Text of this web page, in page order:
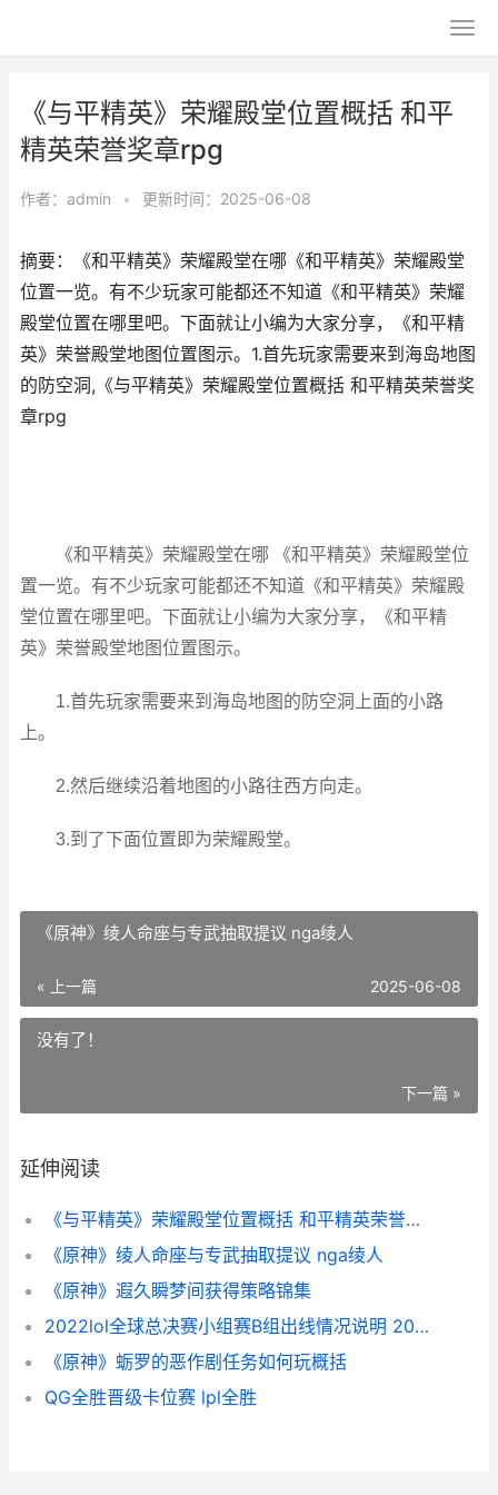
《与平精英》荣耀殿堂位置概括 和平
精英荣誉奖章rpg
作者： admin • 更新时间：2025-06-08
摘要：《和平精英》荣耀殿堂在哪《和平精英》荣耀殿堂
位置一览。有不少玩家可能都还不知道《和平精英》荣耀
殿堂位置在哪里吧。下面就让小编为大家分享，《和平精
英》荣誉殿堂地图位置图示。1.首先玩家需要来到海岛地图
的防空洞,《与平精英》荣耀殿堂位置概括 和平精英荣誉奖
章rpg
《和平精英》荣耀殿堂在哪 《和平精英》荣耀殿堂位
置一览。有不少玩家可能都还不知道《和平精英》荣耀殿
堂位置在哪里吧。下面就让小编为大家分享，《和平精
英》荣誉殿堂地图位置图示。
1.首先玩家需要来到海岛地图的防空洞上面的小路
上。
2.然后继续沿着地图的小路往西方向走。
3.到了下面位置即为荣耀殿堂。
《原神》绫人命座与专武抽取提议 nga绫人
« 上一篇 2025-06-08
没有了！
下一篇 »
延伸阅读
《与平精英》荣耀殿堂位置概括 和平精英荣誉奖章rpg
《原神》绫人命座与专武抽取提议 nga绫人
《原神》遐久瞬梦间获得策略锦集
2022lol全球总决赛小组赛B组出线情况说明 2021lol全球总决赛赛程表规则
《原神》蛎罗的恶作剧任务如何玩概括
QG全胜晋级卡位赛 lpl全胜